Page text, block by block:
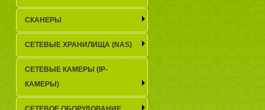
СКАНЕРЫ
СЕТЕВЫЕ ХРАНИЛИЩА (NAS)
СЕТЕВЫЕ КАМЕРЫ (IP-
КАМЕРЫ)